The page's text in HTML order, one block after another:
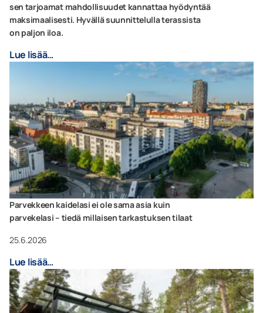
sen tarjoamat mahdollisuudet kannattaa hyödyntää
maksimaalisesti. Hyvällä suunnittelulla terassista
on paljon iloa.
Lue lisää…
Parvekkeen kaidelasi ei ole sama asia kuin
parvekelasi – tiedä millaisen tarkastuksen tilaat
25.6.2026
Lue lisää…